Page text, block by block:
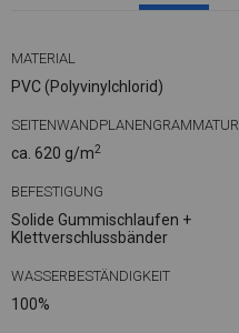
MATERIAL
PVC (Polyvinylchlorid)
SEITENWANDPLANENGRAMMATUR
ca. 620 g/m2
BEFESTIGUNG
Solide Gummischlaufen +
Klettverschlussbänder
WASSERBESTÄNDIGKEIT
100%